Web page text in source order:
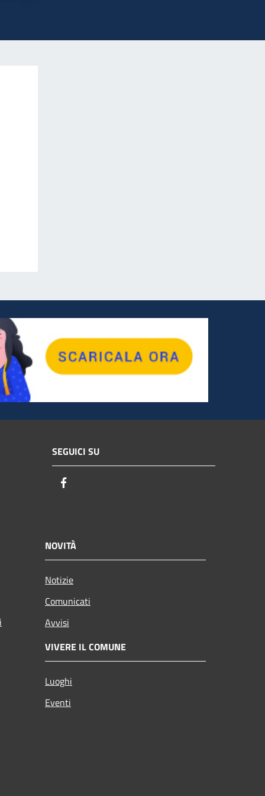
SEGUICI SU
NOVITÀ
Notizie
Comunicati
Avvisi
VIVERE IL COMUNE
Luoghi
Eventi